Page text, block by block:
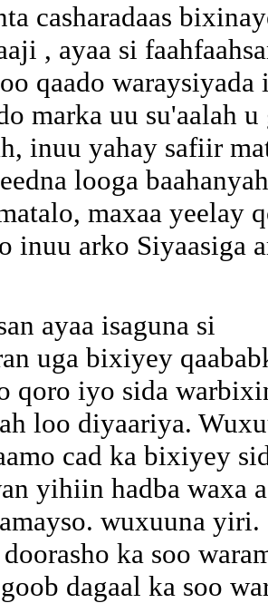
casharadaas
, ayaa si
qaado
marka uu su'aalah
inuu yahay safiir
looga
maxaa yeelay
inuu arko Siyaasiga
ayaa isaguna si
uga bixiyey
qoro iyo sida
loo diyaariya.
cad ka bixiyey
yihiin hadba waxa
wuxuuna yiri.
ka soo
dagaal ka soo